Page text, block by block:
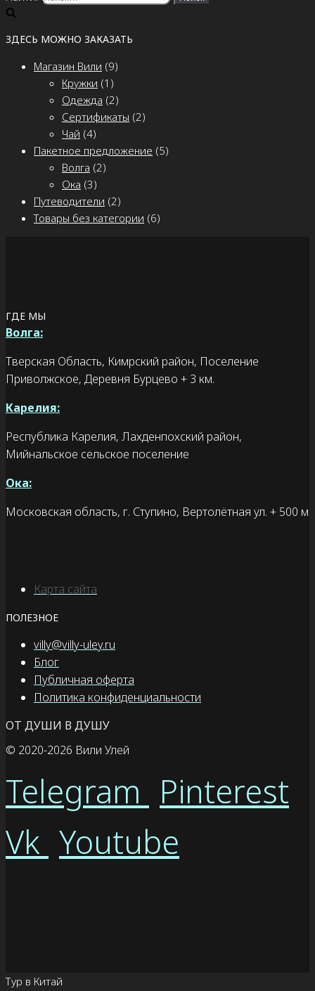
ЗДЕСЬ МОЖНО ЗАКАЗАТЬ
Магазин Вили (9)
Кружки (1)
Одежда (2)
Сертификаты (2)
Чай (4)
Пакетное предложение (5)
Волга (2)
Ока (3)
Путеводители (2)
Товары без категории (6)
ГДЕ МЫ
Волга:
Тверская Область, Кимрский район, Поселение
Приволжское, Деревня Бурцево + 3 км.
Карелия:
Республика Карелия, Лахденпохский район,
Мийнальское сельское поселение
Ока:
Московская область, г. Ступино, Вертолётная ул. + 500 м
Карта сайта
ПОЛЕЗНОЕ
villy@villy-uley.ru
Блог
Публичная оферта
Политика конфиденциальности
ОТ ДУШИ В ДУШУ
© 2020-2026 Вили Улей
Telegram Pinterest
Vk Youtube
Тур в Китай